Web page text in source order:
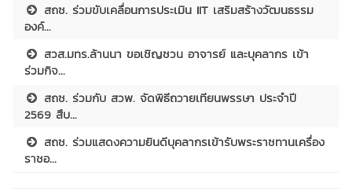
สถช. ร่วมขับเคลื่อนการประเมิน IIT เสริมสร้างวัฒนธรรม
องค์...
สวส.มทร.ล้านนา ขอเชิญชวน อาจารย์ และบุคลากร เข้า
ร่วมกิจ...
สถช. ร่วมกับ สวพ. จัดพิธีถวายเทียนพรรษา ประจำปี
2569 สืบ...
สถช. ร่วมแสดงความยินดีบุคลากรเข้ารับพระราชทานเครื่อง
ราชอ...